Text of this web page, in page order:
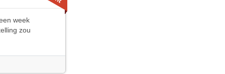
week
zou